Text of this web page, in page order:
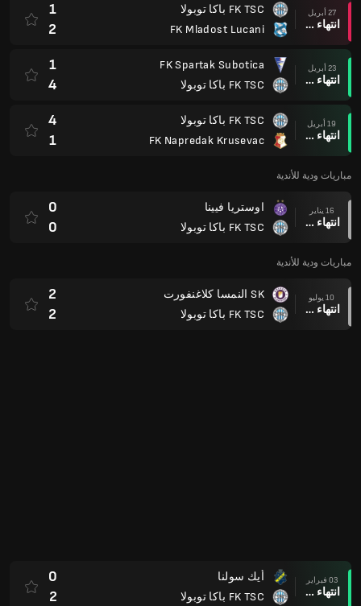
27 أبريل
انتهاء وقت المباراة
FK TSC باكا توبولا
FK Mladost Lucani
1
2
23 أبريل
انتهاء وقت المباراة
FK Spartak Subotica
FK TSC باكا توبولا
1
4
19 أبريل
انتهاء وقت المباراة
FK TSC باكا توبولا
FK Napredak Krusevac
4
1
مباريات ودية للأندية
16 يناير
انتهاء وقت المباراة
اوستريا فيينا
FK TSC باكا توبولا
0
0
مباريات ودية للأندية
10 يوليو
انتهاء وقت المباراة
SK النمسا كلاغنفورت
FK TSC باكا توبولا
2
2
03 فبراير
انتهاء وقت المباراة
أيك سولنا
FK TSC باكا توبولا
0
2